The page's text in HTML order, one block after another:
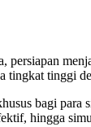
tingkat tinggi
bagi
hingga